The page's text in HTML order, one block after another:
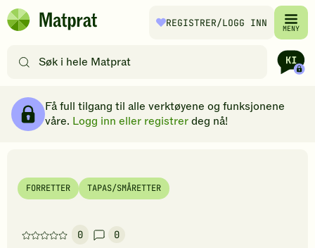
Hopp til hovedinnhold
Matprat
REGISTRER/LOGG INN MENY
etter
filtre
Få full tilgang til alle verktøyene og funksjonene
våre. Logg inn eller registrerdeg nå!
FORRETTER TAPAS/SMÅRETTER
0
Denne
0